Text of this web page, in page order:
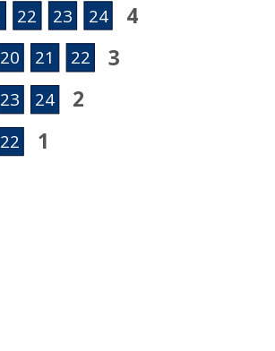
1
2
3
4
22
23 24
20 21 22
22 23 24